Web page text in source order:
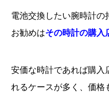
電池交換したい腕時計
お勧めはその時計の購入
安価な時計であれば購入
れるケースが多く、価格